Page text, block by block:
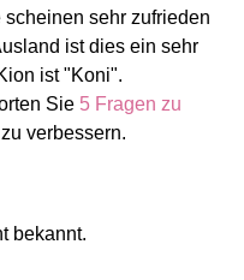
sehr zufrieden
ist dies ein sehr
ist "Koni".
Sie 5 Fragen zu
verbessern.
bekannt.